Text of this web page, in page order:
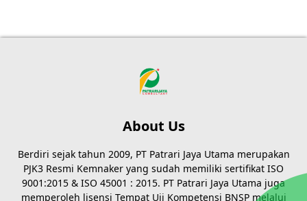
About Us
Berdiri sejak tahun 2009, PT Patrari Jaya Utama merupakan
PJK3 Resmi Kemnaker yang sudah memiliki sertifikat ISO
9001:2015 & ISO 45001 : 2015. PT Patrari Jaya Utama juga
memperoleh lisensi Tempat Uji Kompetensi BNSP melalui